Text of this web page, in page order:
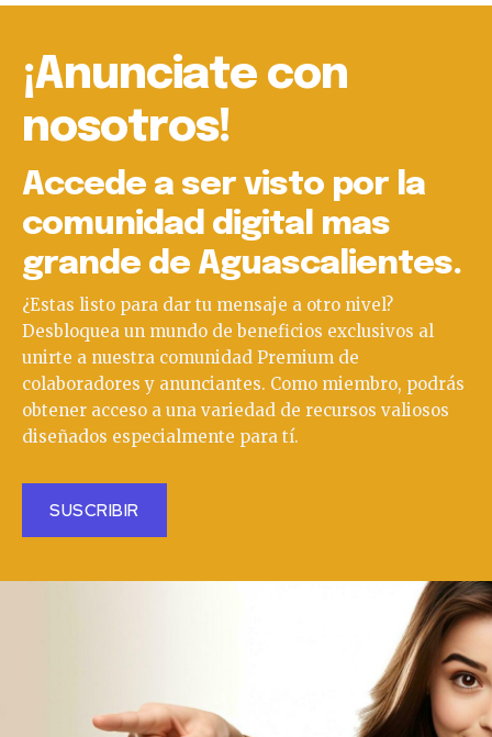
¡Anunciate con
nosotros!
Accede a ser visto por la
comunidad digital mas
grande de Aguascalientes.
¿Estas listo para dar tu mensaje a otro nivel?
Desbloquea un mundo de beneficios exclusivos al
unirte a nuestra comunidad Premium de
colaboradores y anunciantes. Como miembro, podrás
obtener acceso a una variedad de recursos valiosos
diseñados especialmente para tí.
SUSCRIBIR